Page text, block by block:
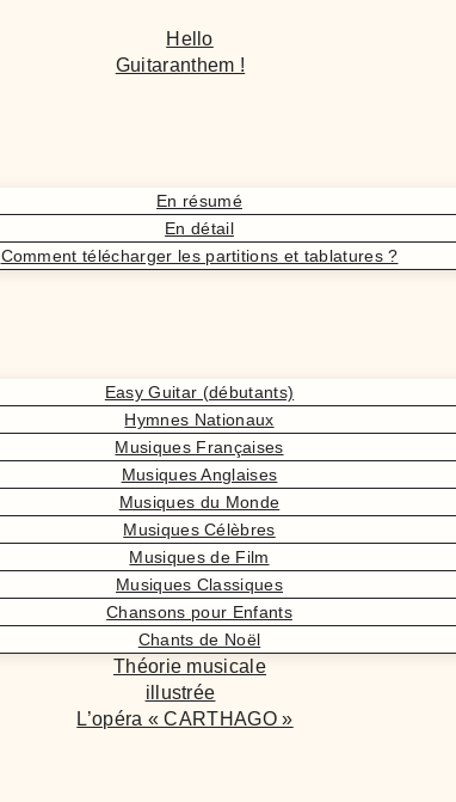
Hello
Guitaranthem !
En résumé
En détail
Comment télécharger les partitions et tablatures ?
Easy Guitar (débutants)
Hymnes Nationaux
Musiques Françaises
Musiques Anglaises
Musiques du Monde
Musiques Célèbres
Musiques de Film
Musiques Classiques
Chansons pour Enfants
Chants de Noël
Théorie musicale
illustrée
L’opéra « CARTHAGO »